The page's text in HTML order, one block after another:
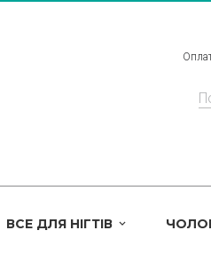
ВСЕ ДЛЯ НІГТІВ